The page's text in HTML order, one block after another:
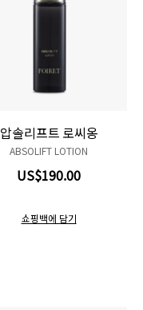
압솔리프트 로씨옹
ABSOLIFT LOTION
US$190.00
쇼핑백에 담기